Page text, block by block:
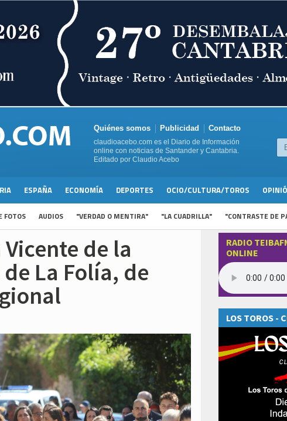
Quiénes somos Publicidad Contacto
claudioacebo.com es el Diario de Información
online con noticias de Santander y Cantabria.
Editado por Claudio Acebo
ESPAÑA ECONOMÍA DEPORTES OCIO/CULTURA/TOROS
FOTOS AUDIOS "VERDAD O MENTIRA" "LA CUADRILLA" "CONTRASTE DE
de la
La Folía, de
RADIO
ONLINE
LOS TOROS -